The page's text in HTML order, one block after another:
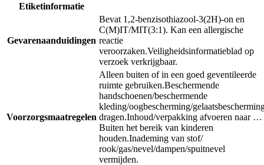
Etiketinformatie
Gevarenaanduidingen
Bevat 1,2-benzisothiazool-3(2H)-on en
C(M)IT/MIT(3:1). Kan een allergische
reactie
veroorzaken.Veiligheidsinformatieblad op
verzoek verkrijgbaar.
Voorzorgsmaatregelen
Alleen buiten of in een goed geventileerde
ruimte gebruiken.Beschermende
handschoenen/beschermende
kleding/oogbescherming/
dragen.Inhoud/verpakking afvoeren naar …
Buiten het bereik van kinderen
houden.Inademing van stof/
rook/gas/nevel/dampen/spuitnevel
vermijden.